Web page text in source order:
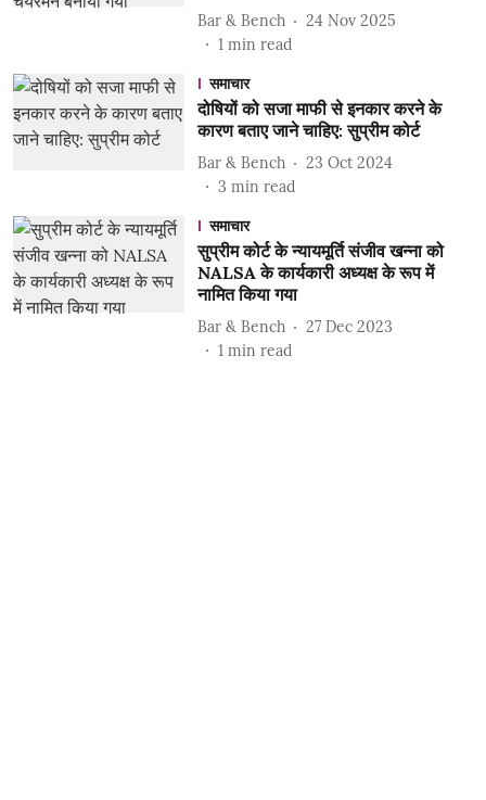
Bar & Bench
24 Nov 2025
1 min read
समाचार
दोषियों को सजा माफी से इनकार करने के
कारण बताए जाने चाहिए: सुप्रीम कोर्ट
Bar & Bench
23 Oct 2024
3 min read
समाचार
सुप्रीम कोर्ट के न्यायमूर्ति संजीव खन्ना को
NALSA के कार्यकारी अध्यक्ष के रूप में
नामित किया गया
Bar & Bench
27 Dec 2023
1 min read